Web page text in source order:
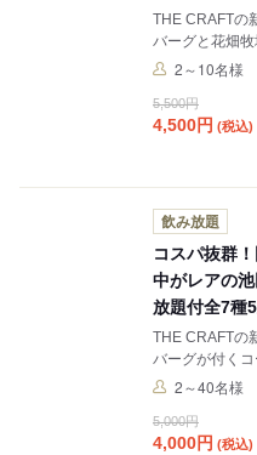
THE CRAFTの
バーグと花畑
ザがメインの
中身はなんとレ
き石で自分好
の相性も抜群
2～10名様
5,500円
4,500円 (税込)
飲み放題
コスパ抜群
中がレアの
放題付全7種
THE CRAFTの
バーグが付く
供できる生ハ
き石で自分好み
の相性も抜群
2～40名様
5,000円
4,000円 (税込)